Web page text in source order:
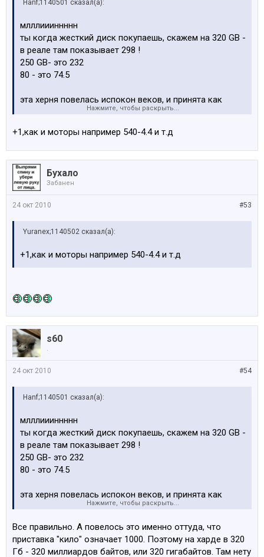
Hanf;1140501 сказал(а):
млллиииннннн
ты когда жесткий диск покупаешь, скажем на 320 GB -
в реале там показывает 298 !
250 GB- это 232
80 - это 74.5
эта херня повелась испокон веков, и принята как
Нажмите, чтобы раскрыть...
+1,как и моторы например 540-4.4 и т.д
Бухало
Забанен
#53
24 окт 2010
Yuranex;1140502 сказал(а):
+1,как и моторы например 540-4.4 и т.д
s60
.
#54
24 окт 2010
Hanf;1140501 сказал(а):
млллиииннннн
ты когда жесткий диск покупаешь, скажем на 320 GB -
в реале там показывает 298 !
250 GB- это 232
80 - это 74.5
эта херня повелась испокон веков, и принята как
Нажмите, чтобы раскрыть...
Все правильно. А повелось это именно оттуда, что
приставка "кило" означает 1000. Поэтому на харде в 320
Гб - 320 миллиардов байтов, или 320 гигабайтов. Там нету